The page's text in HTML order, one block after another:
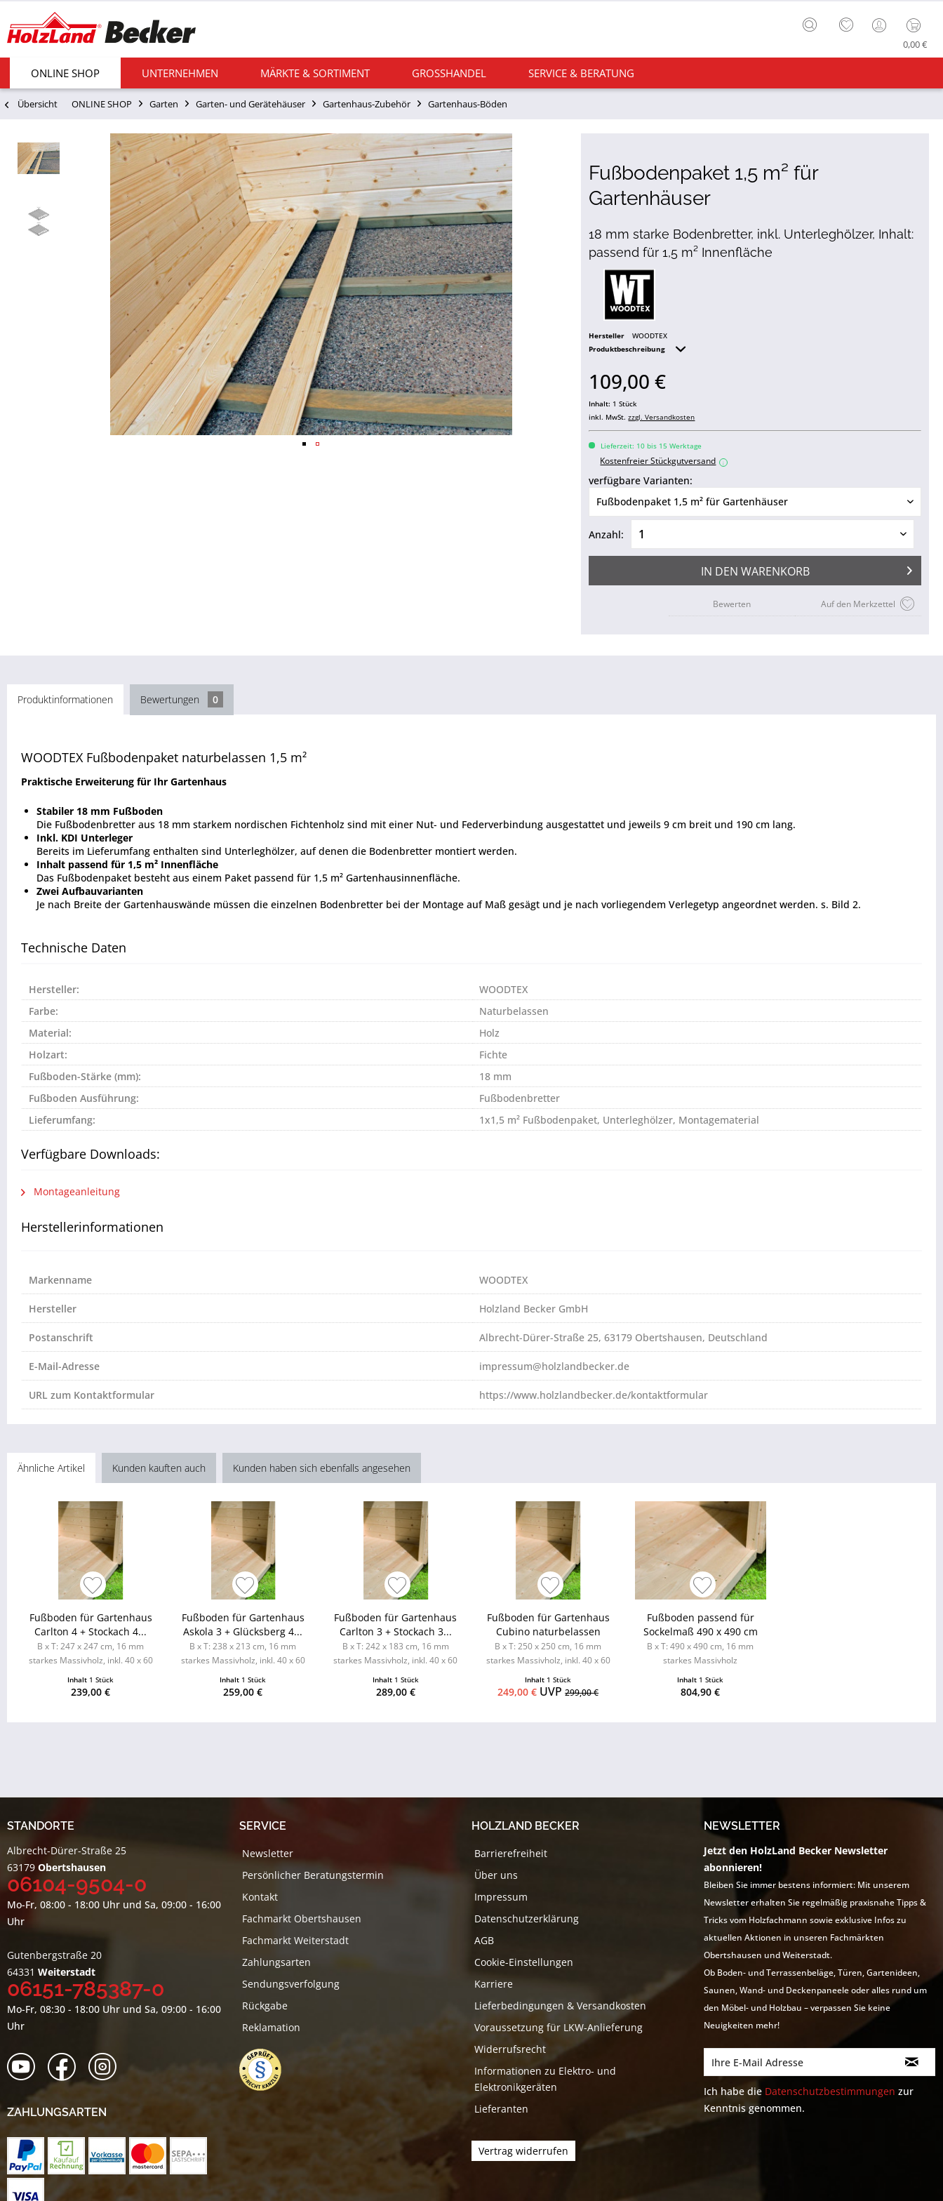
0,00 €
ONLINE SHOP UNTERNEHMEN MÄRKTE & SORTIMENT GROSSHANDEL SERVICE & BERATUNG
Übersicht ONLINE SHOP Garten Garten- und Gerätehäuser Gartenhaus-Zubehör Gartenhaus-Böden
Fußbodenpaket 1,5 m² für
Gartenhäuser
18 mm starke Bodenbretter, inkl. Unterleghölzer, Inhalt:
passend für 1,5 m² Innenfläche
Hersteller
WOODTEX
Produktbeschreibung
109,00 €
Inhalt: 1 Stück
inkl. MwSt.zzgl. Versandkosten
Lieferzeit: 10 bis 15 Werktage
Kostenfreier Stückgutversand i
verfügbare Varianten:
Anzahl:
IN DEN WARENKORB
Auf den Merkzettel
Bewerten
Produktinformationen Bewertungen 0
WOODTEX Fußbodenpaket naturbelassen 1,5 m²
Praktische Erweiterung für Ihr Gartenhaus
Stabiler 18 mm Fußboden
Die Fußbodenbretter aus 18 mm starkem nordischen Fichtenholz sind mit einer Nut- und Federverbindung ausgestattet und jeweils 9 cm breit und 190 cm lang.
Inkl. KDI Unterleger
Bereits im Lieferumfang enthalten sind Unterleghölzer, auf denen die Bodenbretter montiert werden.
Inhalt passend für 1,5 m² Innenfläche
Das Fußbodenpaket besteht aus einem Paket passend für 1,5 m² Gartenhausinnenfläche.
Zwei Aufbauvarianten
Je nach Breite der Gartenhauswände müssen die einzelnen Bodenbretter bei der Montage auf Maß gesägt und je nach vorliegendem Verlegetyp angeordnet werden. s. Bild 2.
Technische Daten
Hersteller:
WOODTEX
Farbe:
Naturbelassen
Material:
Holz
Holzart:
Fichte
Fußboden-Stärke (mm):
18 mm
Fußboden Ausführung:
Fußbodenbretter
Lieferumfang:
1x1,5 m² Fußbodenpaket, Unterleghölzer, Montagematerial
Verfügbare Downloads:
Montageanleitung
Herstellerinformationen
Markenname WOODTEX
Hersteller Holzland Becker GmbH
Postanschrift Albrecht-Dürer-Straße 25, 63179 Obertshausen, Deutschland
E-Mail-Adresse impressum@holzlandbecker.de
URL zum Kontaktformular https://www.holzlandbecker.de/kontaktformular
Ähnliche Artikel Kunden kauften auch Kunden haben sich ebenfalls angesehen
Fußboden für Gartenhaus
Carlton 4 + Stockach 4...
B x T: 247 x 247 cm, 16 mm
starkes Massivholz, inkl. 40 x 60
Inhalt 1 Stück
239,00 €
Fußboden für Gartenhaus
Askola 3 + Glücksberg 4...
B x T: 238 x 213 cm, 16 mm
starkes Massivholz, inkl. 40 x 60
Inhalt 1 Stück
259,00 €
Fußboden für Gartenhaus
Carlton 3 + Stockach 3...
B x T: 242 x 183 cm, 16 mm
starkes Massivholz, inkl. 40 x 60
Inhalt 1 Stück
289,00 €
Fußboden für Gartenhaus
Cubino naturbelassen
B x T: 250 x 250 cm, 16 mm
starkes Massivholz, inkl. 40 x 60
Inhalt 1 Stück
249,00 € UVP299,00 €
Fußboden passend für
Sockelmaß 490 x 490 cm
B x T: 490 x 490 cm, 16 mm
starkes Massivholz
Inhalt 1 Stück
804,90 €
STANDORTE
Albrecht-Dürer-Straße 25
63179 Obertshausen
06104-9504-0
Mo-Fr, 08:00 - 18:00 Uhr und Sa, 09:00 - 16:00
Uhr
Gutenbergstraße 20
64331 Weiterstadt
06151-785387-0
Mo-Fr, 08:30 - 18:00 Uhr und Sa, 09:00 - 16:00
Uhr
ZAHLUNGSARTEN
SERVICE
Newsletter
Persönlicher Beratungstermin
Kontakt
Fachmarkt Obertshausen
Fachmarkt Weiterstadt
Zahlungsarten
Sendungsverfolgung
Rückgabe
Reklamation
HOLZLAND BECKER
Barrierefreiheit
Über uns
Impressum
Datenschutzerklärung
AGB
Cookie-Einstellungen
Karriere
Lieferbedingungen & Versandkosten
Voraussetzung für LKW-Anlieferung
Widerrufsrecht
Informationen zu Elektro- und
Elektronikgeräten
Lieferanten
Vertrag widerrufen
NEWSLETTER
Jetzt den HolzLand Becker Newsletter
abonnieren!
Bleiben Sie immer bestens informiert: Mit unserem
Newsletter erhalten Sie regelmäßig praxisnahe Tipps &
Tricks vom Holzfachmann sowie exklusive Infos zu
aktuellen Aktionen in unseren Fachmärkten
Obertshausen und Weiterstadt.
Ob Boden- und Terrassenbeläge, Türen, Gartenideen,
Saunen, Wand- und Deckenpaneele oder alles rund um
den Möbel- und Holzbau – verpassen Sie keine
Neuigkeiten mehr!
Ich habe die Datenschutzbestimmungen zur
Kenntnis genommen.